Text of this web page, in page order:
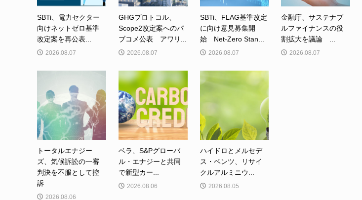
SBTi、電力セクター
向けネットゼロ基準
改定案を再公表...
2026.08.07
GHGプロトコル、
Scope2改定案へのパ
ブコメ公表 アワリ...
2026.08.07
SBTi、FLAG基準改定
に向け意見募集開
始 Net-Zero Stan...
2026.08.07
金融庁、サステナブ
ルファイナンスの役
割拡大を議論 ...
2026.08.07
トータルエナジー
ズ、気候訴訟の一審
判決を不服として控
訴
2026.08.06
ベラ、S&Pグローバ
ル・エナジーと共同
で新型カー...
2026.08.06
ハイドロとメルセデ
ス・ベンツ、リサイ
クルアルミニウ...
2026.08.05